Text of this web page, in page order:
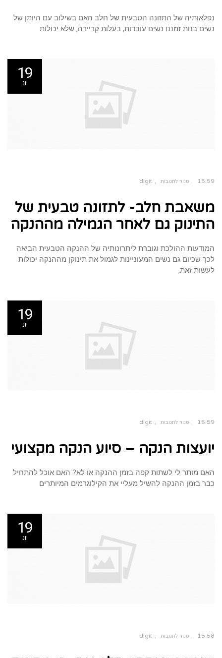
נפלאותיה של התזונה הטבעית של חלב האם בשילוב עם היותן של
נשים בנות זמננו נשים עובדות, בעלות קריירה, שלא יכולות
19
יונ
15:59 סגור לתגובות
חלב-
לתזונה
טבעית
התינוק
גם
לאחר
digit
משאבת חלב- לתזונה טבעית של
התינוק גם לאחר הגמילה מההנקה
המודעות ההולכת וגוברת ליתרונותיה של ההנקה הטבעית הביאה
לכך שכיום גם נשים המעוניינות לגמול את תינוקן מההנקה יכולות
לעשות זאת,
19
יונ
15:59 סגור לתגובות
הנקה
סיוע
הנקה
digit
יועצות הנקה – סיוע הנקה מקצועי
האם מותר לי לשתות קפה בזמן ההנקה או לא? האם אוכל להתחיל
כבר בזמן ההנקה להשיל מעליי את הקילוגרמים המיותרים
19
יונ
15:58 סגור לתגובות digit